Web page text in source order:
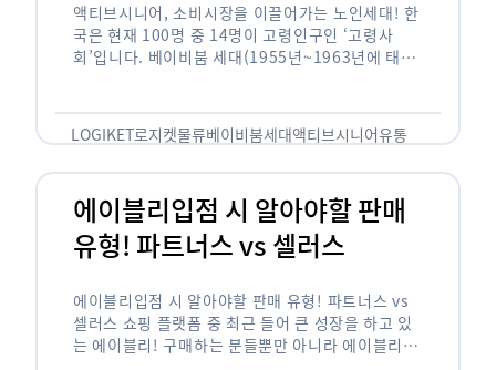
액티브시니어, 소비시장을 이끌어가는 노인세대! 한
국은 현재 100명 중 14명이 고령인구인 ‘고령사
회’입니다. 베이비붐 세대(1955년~1963년에 태어
오고 있습니다. 하지만 사회가 늙어가는 …
LOGIKET로지켓물류베이비붐세대액티브시니어유통
에이블리입점 시 알아야할 판매
유형! 파트너스 vs 셀러스
에이블리입점 시 알아야할 판매 유형! 파트너스 vs
셀러스 쇼핑 플랫폼 중 최근 들어 큰 성장을 하고 있
는 에이블리! 구매하는 분들뿐만 아니라 에이블리에